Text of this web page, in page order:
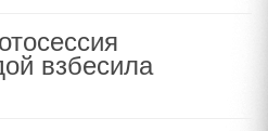
взбесила